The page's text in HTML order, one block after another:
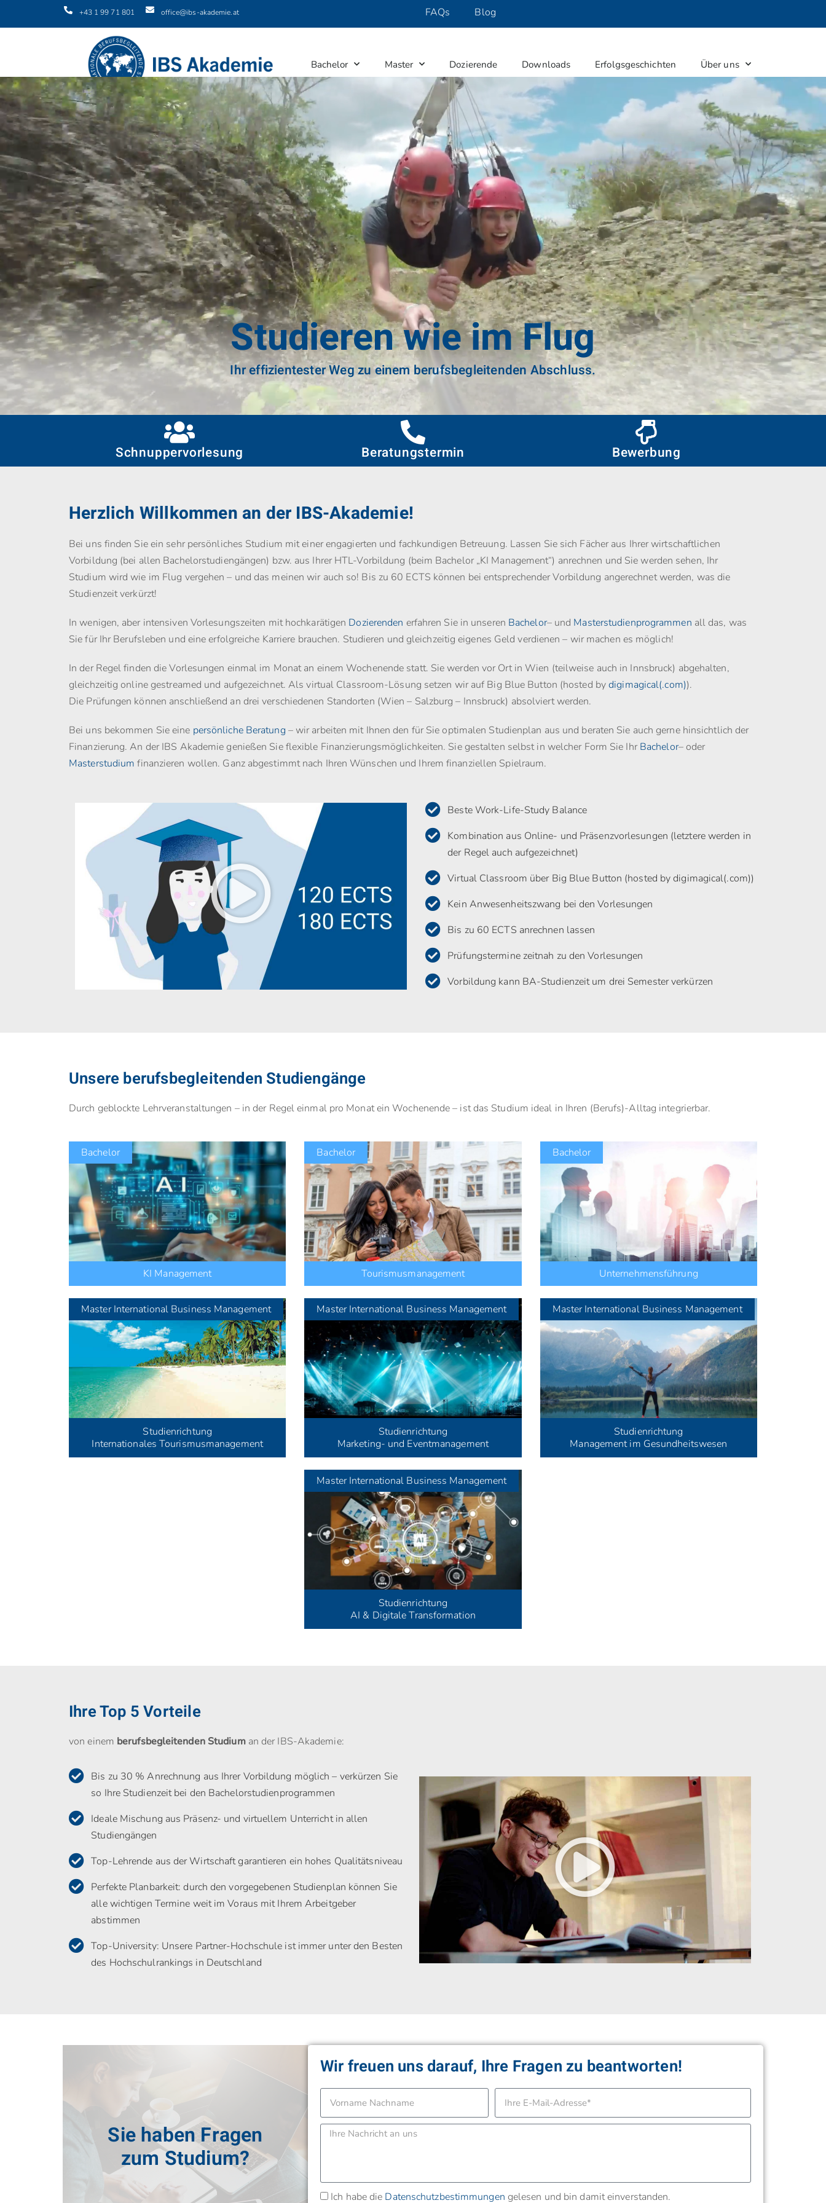
+43 1 99 71 801 office@ibs-akademie.at FAQs Blog
Bachelor Master Dozierende Downloads Erfolgsgeschichten Über uns
Studieren wie im Flug
Ihr effizientester Weg zu einem berufsbegleitenden Abschluss.
Schnupper­vorlesung Beratungstermin Bewerbung
Herzlich Willkommen an der IBS-Akademie!
Bei uns finden Sie ein sehr persönliches Studium mit einer engagierten und fachkundigen Betreuung. Lassen Sie sich Fächer aus Ihrer wirtschaftlichen
Vorbildung (bei allen Bachelorstudiengängen) bzw. aus Ihrer HTL-Vorbildung (beim Bachelor „KI Management“) anrechnen und Sie werden sehen, Ihr
Studium wird wie im Flug vergehen – und das meinen wir auch so! Bis zu 60 ECTS können bei entsprechender Vorbildung angerechnet werden, was die
Studienzeit verkürzt!
In wenigen, aber intensiven Vorlesungszeiten mit hochkarätigen Dozierenden erfahren Sie in unseren Bachelor– und Masterstudienprogrammen all das, was
Sie für Ihr Berufsleben und eine erfolgreiche Karriere brauchen. Studieren und gleichzeitig eigenes Geld verdienen – wir machen es möglich!
In der Regel finden die Vorlesungen einmal im Monat an einem Wochenende statt. Sie werden vor Ort in Wien (teilweise auch in Innsbruck) abgehalten,
gleichzeitig online gestreamed und aufgezeichnet. Als virtual Classroom-Lösung setzen wir auf Big Blue Button (hosted bydigimagical(.com)).
Die Prüfungen können anschließend an drei verschiedenen Standorten (Wien – Salzburg – Innsbruck) absolviert werden.
Bei uns bekommen Sie eine persönliche Beratung – wir arbeiten mit Ihnen den für Sie optimalen Studienplan aus und beraten Sie auch gerne hinsichtlich der
Finanzierung. An der IBS Akademie genießen Sie flexible Finanzierungsmöglichkeiten. Sie gestalten selbst in welcher Form Sie IhrBachelor– oder
Masterstudium finanzieren wollen. Ganz abgestimmt nach Ihren Wünschen und Ihrem finanziellen Spielraum.
Beste Work-Life-Study Balance
Kombination aus Online- und Präsenzvorlesungen (letztere werden in
der Regel auch aufgezeichnet)
Virtual Classroom über Big Blue Button (hosted by digimagical(.com))
Kein Anwesenheitszwang bei den Vorlesungen
Bis zu 60 ECTS anrechnen lassen
Prüfungstermine zeitnah zu den Vorlesungen
Vorbildung kann BA-Studienzeit um drei Semester verkürzen
Unsere berufsbegleitenden Studiengänge
Durch geblockte Lehrveranstaltungen – in der Regel einmal pro Monat ein Wochenende – ist das Studium ideal in Ihren (Berufs)-Alltag integrierbar.
Bachelor
KI Management
Bachelor
Tourismusmanagement
Bachelor
Unternehmensführung
MasterInternational Business Management
Studienrichtung
Internationales Tourismusmanagement
MasterInternational Business Management
Studienrichtung
Marketing- und Eventmanagement
MasterInternational Business Management
Studienrichtung
Management im Gesundheitswesen
MasterInternational Business Management
Studienrichtung
AI & Digitale Transformation
Ihre Top 5 Vorteile
von einem berufsbegleitenden Studiuman der IBS-Akademie:
Bis zu 30 % Anrechnung aus Ihrer Vorbildung möglich – verkürzen Sie
so Ihre Studienzeit bei den Bachelorstudienprogrammen
Ideale Mischung aus Präsenz- und virtuellem Unterricht in allen
Studiengängen
Top-Lehrende aus der Wirtschaft garantieren ein hohes Qualitätsniveau
Perfekte Planbarkeit: durch den vorgegebenen Studienplan können Sie
alle wichtigen Termine weit im Voraus mit Ihrem Arbeitgeber
abstimmen
Top-University: Unsere Partner-Hochschule ist immer unter den Besten
des Hochschulrankings in Deutschland
Sie haben Fragen
zur Anmeldung?
Wir freuen uns darauf, Ihre Fragen zu beantworten!
Ich habe die Datenschutzbestimmungen gelesen und bin damit einverstanden.